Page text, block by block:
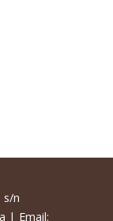
s/n
| Email: